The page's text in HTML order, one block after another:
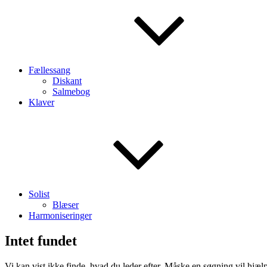
Fællessang
Diskant
Salmebog
Klaver
Solist
Blæser
Harmoniseringer
Intet fundet